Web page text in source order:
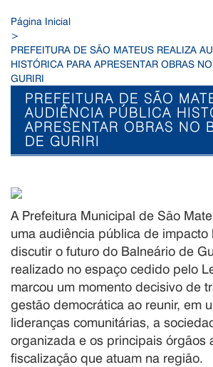
Página Inicial
>
PREFEITURA DE SÃO MATEUS REALIZA
HISTÓRICA PARA APRESENTAR OBRAS
GURIRI
PREFEITURA DE SÃO
AUDIÊNCIA PÚBLICA
APRESENTAR OBRAS NO
DE GURIRI
A Prefeitura Municipal de São
uma audiência pública de impacto
discutir o futuro do Balneário de
realizado no espaço cedido pelo
marcou um momento decisivo de
gestão democrática ao reunir, em
lideranças comunitárias, a
organizada e os principais órgãos
fiscalização que atuam na região.